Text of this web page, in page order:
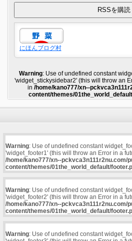
にほんブログ村
Warning: Use of undefined constant
'widget_stickysidebar2' (this will throw an
in /home/kano777/xn--
content/themes/
Warning: Use of undefined constant
'widget_footer1' (this will throw an Error in a
/home/kano777/xn--pckvca3n111r2nu.com/
content/themes/01the_world_default/
Warning: Use of undefined constant
'widget_footer2' (this will throw an Error in a
/home/kano777/xn--pckvca3n111r2nu.com/
content/themes/01the_world_default/
Warning: Use of undefined constant